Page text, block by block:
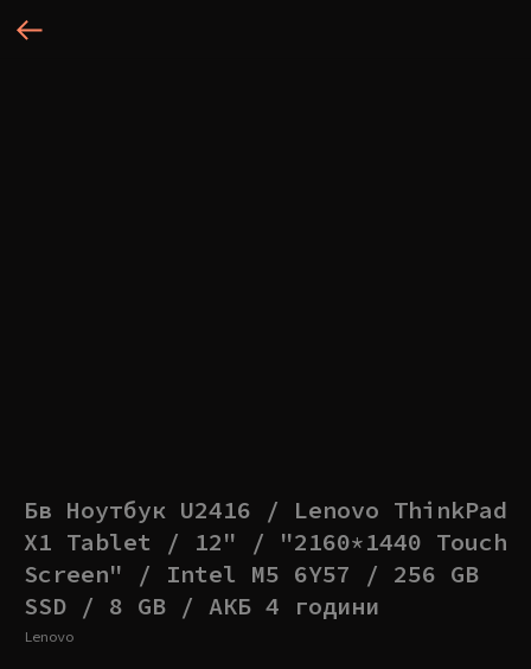
Бв Ноутбук U2416 / Lenovo ThinkPad
X1 Tablet / 12" / "2160*1440 Touch
Screen" / Intel M5 6Y57 / 256 GB
SSD / 8 GB / АКБ 4 години
Lenovo